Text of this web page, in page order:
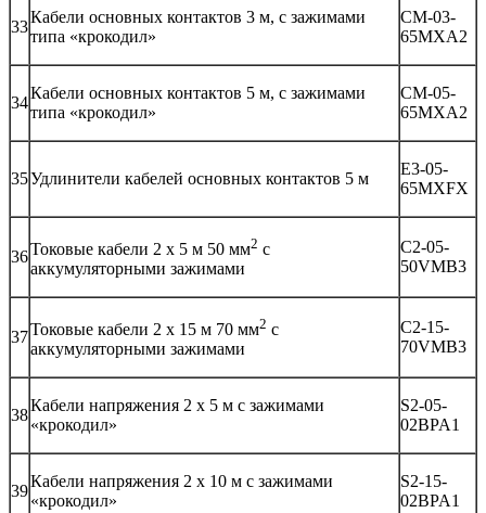
33
Кабели основных контактов 3 м, с зажимами
типа «крокодил»
CM-03-
65MXA2
34
Кабели основных контактов 5 м, с зажимами
типа «крокодил»
CM-05-
65MXA2
35Удлинители кабелей основных контактов 5 м
E3-05-
65MXFX
36Токовые кабели 2 х 5 м 50 мм2 с
аккумуляторными зажимами
C2-05-
50VMB3
37Токовые кабели 2 х 15 м 70 мм2 с
аккумуляторными зажимами
C2-15-
70VMB3
38
Кабели напряжения 2 х 5 м с зажимами
«крокодил»
S2-05-
02BPA1
39
Кабели напряжения 2 х 10 м с зажимами
«крокодил»
S2-15-
02BPA1